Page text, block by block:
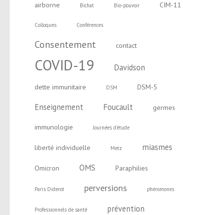
airborne Bichat Bio-pouvoir CIM-11
Colloques Conférences
Consentement contact
COVID-19 Davidson
dette immunitaire DSM DSM-5
Enseignement Foucault germes
immunologie Journées d'étude
liberté individuelle Metz miasmes
Omicron OMS Paraphilies
Paris Diderot perversions phéromones
Professionnels de santé prévention